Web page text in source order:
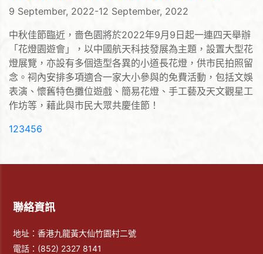
9 September, 2022-12 September, 2022
中秋佳節臨近，嗇色園將於2022年9月9日起一連四天舉辦
「花燈園遊會」，以中國航天科技發展為主題，設置大型花
燈展覽，亦設有多個造型各異的小道長花燈，供市民拍照留
念。祠內安排多項適合一家大小參與的免費活動，包括文娛
表演、懷舊特色攤位遊戲、簡易花燈、手工藝及天文觀星工
作坊等，藉此與市民大眾共慶佳節！
1(current)
23456
聯絡資訊
地址：香港九龍黃大仙竹園村二號
電話： (852) 2327 8141